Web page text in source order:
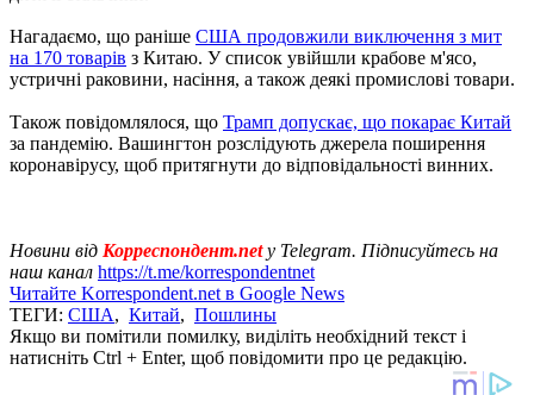
Нагадаємо, що раніше США продовжили виключення з мит
на 170 товарів з Китаю. У список увійшли крабове м'ясо,
устричні раковини, насіння, а також деякі промислові товари.
Також повідомлялося, що Трамп допускає, що покарає Китай
за пандемію. Вашингтон розслідують джерела поширення
коронавірусу, щоб притягнути до відповідальності винних.
Новини від Корреспондент.net у Telegram. Підписуйтесь на
наш канал https://t.me/korrespondentnet
Читайте Korrespondent.net в Google News
ТЕГИ: США, Китай, Пошлины
Якщо ви помітили помилку, виділіть необхідний текст і
натисніть Ctrl + Enter, щоб повідомити про це редакцію.